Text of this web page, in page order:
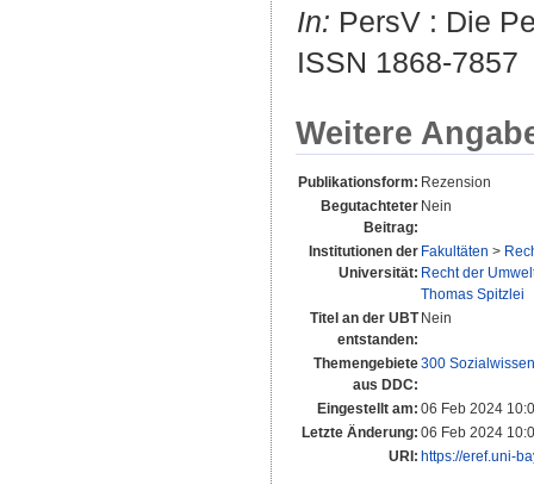
In: PersV : Die
ISSN 1868-7857
Weitere
Publikationsform: Rezension
Begutachteter
Beitrag:
Nein
Institutionen der
Universität:
Fakultäten >
Recht der
Thomas Spitzlei
Titel an der UBT
entstanden:
Nein
Themengebiete
aus DDC:
300
Eingestellt am: 06 Feb 2024
Letzte Änderung: 06 Feb 2024
URI: https://eref.uni-